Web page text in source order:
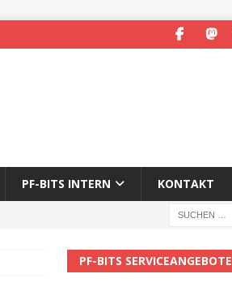
PF-BITS INTERN KONTAKT
PF-BITS SERVICEANGEBOTE